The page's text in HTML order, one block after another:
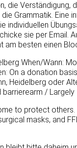
die Verständigung,
Grammatik. Eine
individuellen
sie per Email.
am besten einen
When/Wann:
On a donation
Heidelberg oder
/ Largely
to protect
masks, and